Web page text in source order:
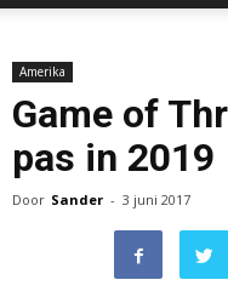
Amerika
Game of
pas in 2019
Door Sander - 3 juni 2017